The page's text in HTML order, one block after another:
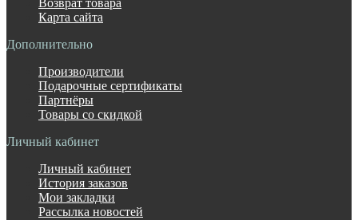
Возврат товара
Карта сайта
Дополнительно
Производители
Подарочные сертификаты
Партнёры
Товары со скидкой
Личный кабинет
Личный кабинет
История заказов
Мои закладки
Рассылка новостей